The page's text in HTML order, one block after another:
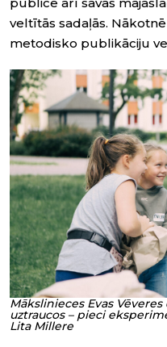
veltītās sadaļās.
metodisko publikāciju
Mākslinieces Evas
uztraucos – pieci
Lita Millere